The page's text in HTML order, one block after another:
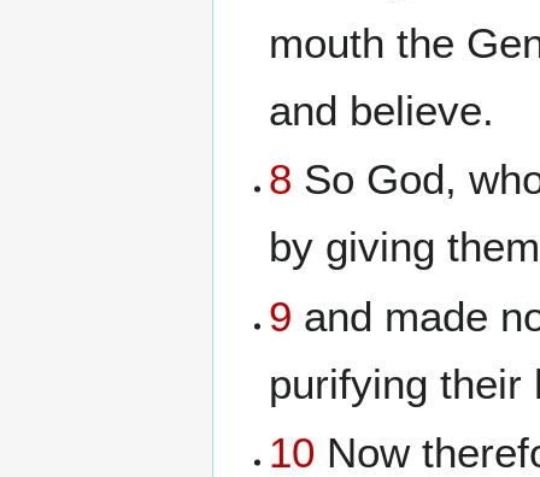
mouth the
and believe.
8 So God,
by giving
9 and made
purifying their
10 Now